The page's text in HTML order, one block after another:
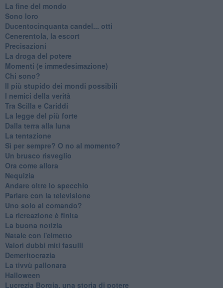
La fine del mondo
Sono loro
Ducentocinquanta candel... otti
Cenerentola, la escort
Precisazioni
La droga del potere
Momenti (e immedesimazione)
Chi sono?
Il più stupido dei mondi possibili
I nemici della verità
Tra Scilla e Cariddi
La legge del più forte
Dalla terra alla luna
La tentazione
​Sì per sempre? O no al momento?
Un brusco risveglio
Ora come allora
Nequizia
Andare oltre lo specchio
Parlare con la televisione
Uno solo al comando?
La ricreazione è finita
La buona notizia
Natale con l'elmetto
Valori dubbi miti fasulli
Demeritocrazia
La tivvù pallonara
Halloween
​Lucrezia Borgia, una storia di potere